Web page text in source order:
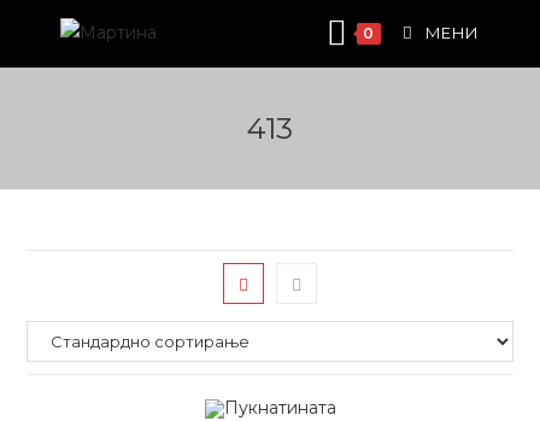
content
0 МЕНИ
413